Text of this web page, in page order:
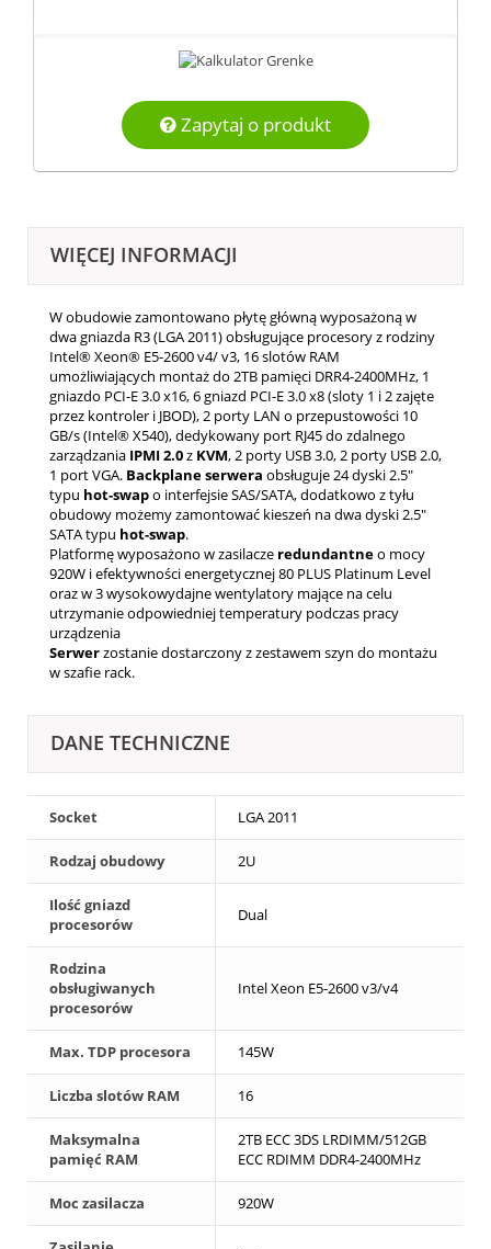
Zapytaj o produkt
WIĘCEJ INFORMACJI
W obudowie zamontowano płytę główną wyposażoną w
dwa gniazda R3 (LGA 2011) obsługujące procesory z rodziny
Intel® Xeon® E5-2600 v4/ v3, 16 slotów RAM
umożliwiających montaż do 2TB pamięci DRR4-2400MHz, 1
gniazdo PCI-E 3.0 x16, 6 gniazd PCI-E 3.0 x8 (sloty 1 i 2 zajęte
przez kontroler i JBOD), 2 porty LAN o przepustowości 10
GB/s (Intel® X540), dedykowany port RJ45 do zdalnego
zarządzania IPMI2.0z KVM, 2 porty USB 3.0, 2 porty USB 2.0,
1 port VGA. Backplaneserwera obsługuje 24 dyski 2.5"
typu hot-swapo interfejsie SAS/SATA, dodatkowo z tyłu
obudowy możemy zamontować kieszeń na dwa dyski 2.5"
SATA typu hot-swap.
Platformę wyposażono w zasilacze redundantneo mocy
920W i efektywności energetycznej 80 PLUS Platinum Level
oraz w 3 wysokowydajne wentylatory mające na celu
utrzymanie odpowiedniej temperatury podczas pracy
urządzenia
Serwerzostanie dostarczony z zestawem szyn do montażu
w szafie rack.
DANE TECHNICZNE
Socket LGA 2011
Rodzaj obudowy 2U
Ilość gniazd
procesorów
Dual
Rodzina
obsługiwanych
procesorów
Intel Xeon E5-2600 v3/v4
Max. TDP procesora 145W
Liczba slotów RAM 16
Maksymalna
pamięć RAM
2TB ECC 3DS LRDIMM/512GB
ECC RDIMM DDR4-2400MHz
Moc zasilacza 920W